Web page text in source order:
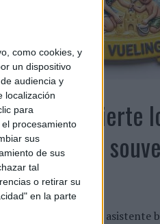
como cookies, y
un dispositivo
audiencia y
localización
para
procesamiento
sus
de sus
tal
o retirar su
en la parte
convierte
en
aerolínea integra un asistente